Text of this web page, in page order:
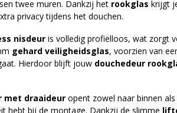
twee muren. Dankzij het rookglas krijgt
privacy tijdens het douchen.
nisdeur is volledig profielloos, wat zorgt
gehard veiligheidsglas, voorzien van
Hierdoor blijft jouw douchedeur
met draaideur opent zowel naar binnen
hebt bij de montage. Dankzij de slimme